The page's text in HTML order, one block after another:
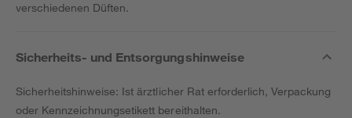
verschiedenen Düften.
Sicherheits- und Entsorgungshinweise
Sicherheitshinweise: Ist ärztlicher Rat erforderlich, Verpackung
oder Kennzeichnungsetikett bereithalten.